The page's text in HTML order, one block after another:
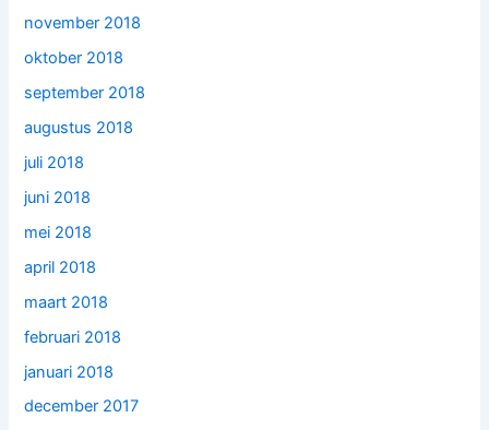
november 2018
oktober 2018
september 2018
augustus 2018
juli 2018
juni 2018
mei 2018
april 2018
maart 2018
februari 2018
januari 2018
december 2017